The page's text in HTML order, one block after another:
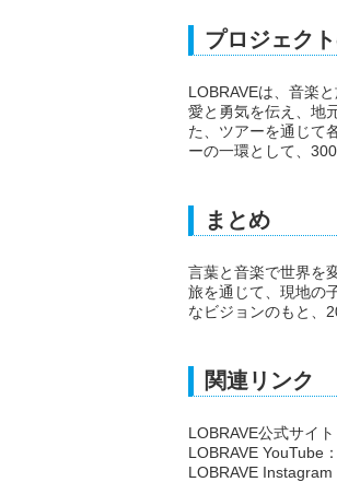
プロジェク
LOBRAVEは、音楽
愛と勇気を伝え、地
た、ツアーを通じて
ーの一環として、
まとめ
言葉と音楽で世界を
旅を通じて、現地の
なビジョンのもと、
関連リンク
LOBRAVE公式サイト
LOBRAVE YouTube：
LOBRAVE Instagram